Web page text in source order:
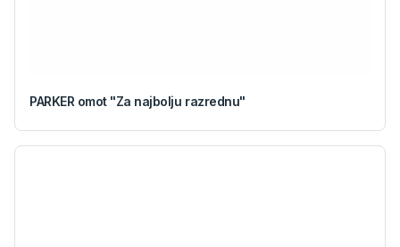
PARKER omot "Za najbolju razrednu"